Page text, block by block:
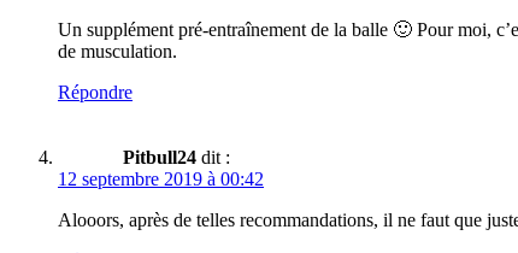
Un supplément pré-entraînement de la balle 🙂 Pour moi,
de musculation.
Répondre
Pitbull24 dit :
12 septembre 2019 à 00:42
Alooors, après de telles recommandations, il ne faut que